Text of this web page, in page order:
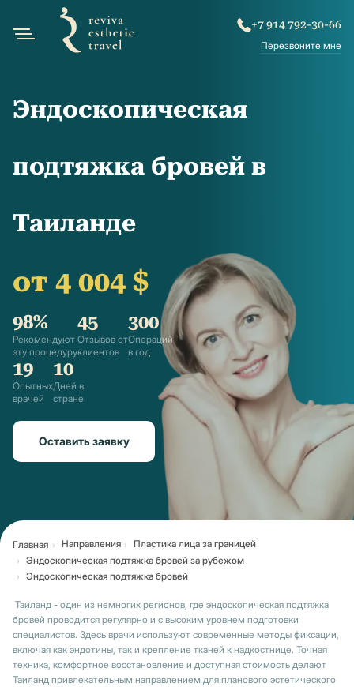
+7 914 792-30-66
Перезвоните мне
Эндоскопическая
подтяжка бровей в
Таиланде
от 4 004 $
98%
Рекомендуют
эту процедуру
45
Отзывов от
клиентов
300
Операций
в год
19
Опытных
врачей
10
Дней в
стране
Оставить заявку
Главная Направления
Пластика лица за границей
Эндоскопическая подтяжка бровей за рубежом
Эндоскопическая подтяжка бровей
Таиланд - один из немногих регионов, где эндоскопическая подтяжка
бровей проводится регулярно и с высоким уровнем подготовки
специалистов. Здесь врачи используют современные методы фиксации,
включая как эндотины, так и крепление тканей к надкостнице. Точная
техника, комфортное восстановление и доступная стоимость делают
Таиланд привлекательным направлением для планового эстетического